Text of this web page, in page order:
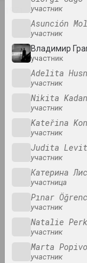
участник
Asunción
участник
Владимир
участник
Adelita
участник
Nikita Kadan
участник
Kateřina
участник
Judita
участник
Катерина
участница
Pınar
участник
Natalie
участник
Marta
участник